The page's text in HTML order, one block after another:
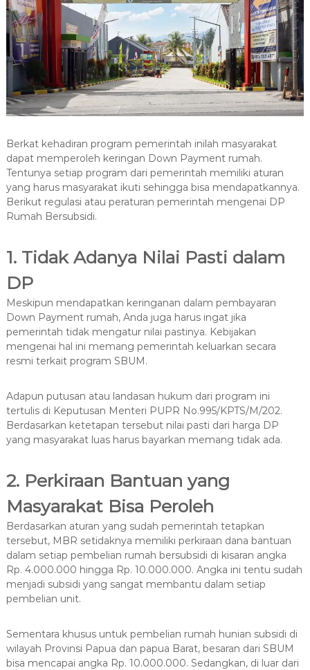
Berkat kehadiran program pemerintah inilah masyarakat
dapat memperoleh keringan Down Payment rumah.
Tentunya setiap program dari pemerintah memiliki aturan
yang harus masyarakat ikuti sehingga bisa mendapatkannya.
Berikut regulasi atau peraturan pemerintah mengenai DP
Rumah Bersubsidi.
1. Tidak Adanya Nilai Pasti dalam
DP
Meskipun mendapatkan keringanan dalam pembayaran
Down Payment rumah, Anda juga harus ingat jika
pemerintah tidak mengatur nilai pastinya. Kebijakan
mengenai hal ini memang pemerintah keluarkan secara
resmi terkait program SBUM.
Adapun putusan atau landasan hukum dari program ini
tertulis di Keputusan Menteri PUPR No.995/KPTS/M/202.
Berdasarkan ketetapan tersebut nilai pasti dari harga DP
yang masyarakat luas harus bayarkan memang tidak ada.
2. Perkiraan Bantuan yang
Masyarakat Bisa Peroleh
Berdasarkan aturan yang sudah pemerintah tetapkan
tersebut, MBR setidaknya memiliki perkiraan dana bantuan
dalam setiap pembelian rumah bersubsidi di kisaran angka
Rp. 4.000.000 hingga Rp. 10.000.000. Angka ini tentu sudah
menjadi subsidi yang sangat membantu dalam setiap
pembelian unit.
Sementara khusus untuk pembelian rumah hunian subsidi di
wilayah Provinsi Papua dan papua Barat, besaran dari SBUM
bisa mencapai angka Rp. 10.000.000. Sedangkan, di luar dari